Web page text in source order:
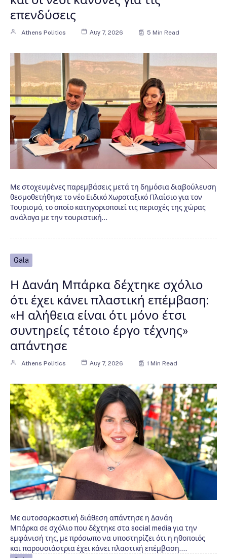
επενδύσεις
Athens Politics Αυγ 7, 2026 5 Min Read
Με στοχευμένες παρεμβάσεις μετά τη δημόσια διαβούλευση
θεσμοθετήθηκε το νέο Ειδικό Χωροταξικό Πλαίσιο για τον
Τουρισμό, το οποίο κατηγοριοποιεί τις περιοχές της χώρας
ανάλογα με την τουριστική…
Gala
Η Δανάη Μπάρκα δέχτηκε σχόλιο
ότι έχει κάνει πλαστική επέμβαση:
«Η αλήθεια είναι ότι μόνο έτσι
συντηρείς τέτοιο έργο τέχνης»
απάντησε
Athens Politics Αυγ 7, 2026 1 Min Read
Με αυτοσαρκαστική διάθεση απάντησε η Δανάη
Μπάρκα σε σχόλιο που δέχτηκε στα social media για την
εμφάνισή της, με πρόσωπο να υποστηρίζει ότι η ηθοποιός
και παρουσιάστρια έχει κάνει πλαστική επέμβαση.…